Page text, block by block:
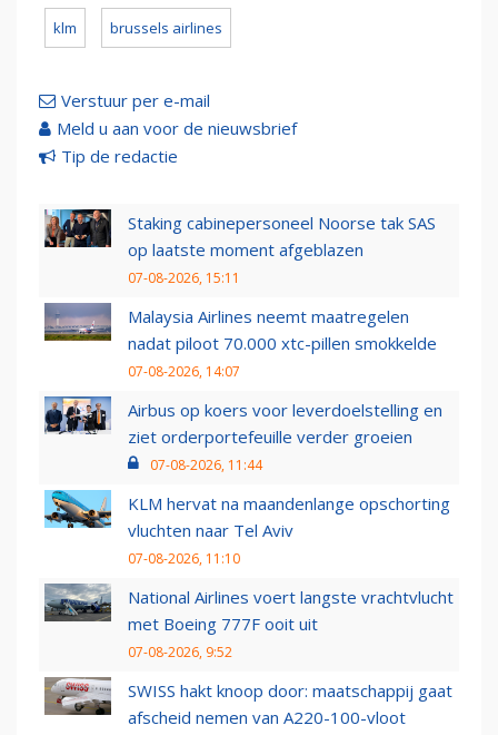
klm brussels airlines
Verstuur per e-mail
Meld u aan voor de nieuwsbrief
Tip de redactie
Staking cabinepersoneel Noorse tak SAS
op laatste moment afgeblazen
07-08-2026, 15:11
Malaysia Airlines neemt maatregelen
nadat piloot 70.000 xtc-pillen smokkelde
07-08-2026, 14:07
Airbus op koers voor leverdoelstelling en
ziet orderportefeuille verder groeien
07-08-2026, 11:44
KLM hervat na maandenlange opschorting
vluchten naar Tel Aviv
07-08-2026, 11:10
National Airlines voert langste vrachtvlucht
met Boeing 777F ooit uit
07-08-2026, 9:52
SWISS hakt knoop door: maatschappij gaat
afscheid nemen van A220-100-vloot